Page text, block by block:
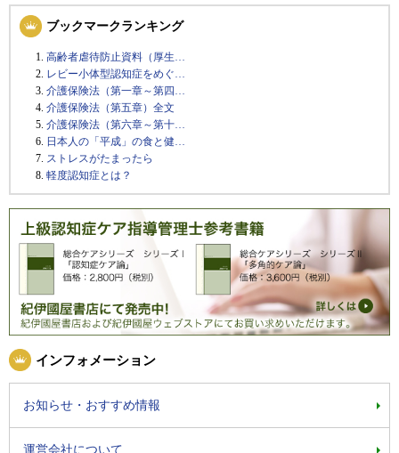
ブックマークランキング
高齢者虐待防止資料（厚生…
レビー小体型認知症をめぐ…
介護保険法（第一章～第四…
介護保険法（第五章）全文
介護保険法（第六章～第十…
日本人の「平成」の食と健…
ストレスがたまったら
軽度認知症とは？
インフォメーション
お知らせ・おすすめ情報
運営会社について